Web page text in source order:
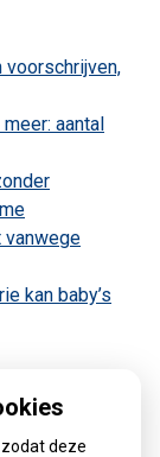
aantal
vanwege
kan baby’s
deze